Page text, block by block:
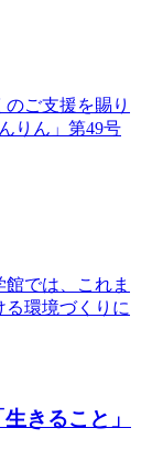
ご支援を賜り
りん」第49号
では、これま
環境づくりに
きること」